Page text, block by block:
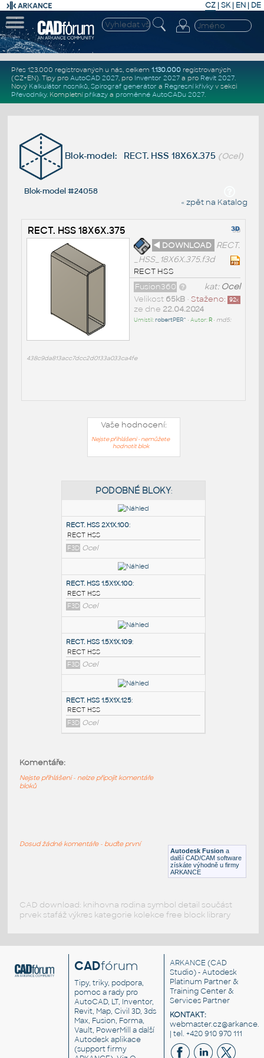
CZ | SK| EN | DE
Přes 123.000 registrovaných u nás, celkem 1.130.000registrovaných
(CZ+EN). Tipy pro AutoCAD 2027, pro Inventor 2027a pro Revit 2027.
Nový Kalkulátor nosníků, Spirograf generátor a Regresní křivkyv sekci
Převodníky. Kompletní příkazya proměnné AutoCADu 2027.
Blok-model: RECT. HSS 18X6X.375 (Ocel)
Blok-model #24058
« zpět na Katalog
RECT. HSS 18X6X.375
◄ DOWNLOAD RECT.
_HSS_18X6X.375.f3d
RECT HSS
kat: Ocel
Fusion360
Staženo: 92x
Velikost 65kB•
ze dne 22.04.2024
Umístil:robertPER^ • Autor: R• md5:
438c9da813acc7dcc2d0133a033ca4fe
Vaše hodnocení:
Nejste přihlášeni - nemůžete
hodnotit blok
PODOBNÉ BLOKY:
RECT. HSS 2X1X.100:
F3D Ocel
RECT. HSS 1.5X1X.100
RECT HSS
F3D Ocel
F3D Ocel
Autodesk Fusion a
další CAD/CAM software
získáte výhodně u firmy
ARKANCE
Komentáře:
Nejste přihlášeni - nelze připojit komentáře
bloků
Dosud žádné komentáře - buďte první
CAD download: knihovna rodina symbol detail součást
prvek stafáž výkres kategorie kolekce free block library
CADfórum
Tipy, triky, podpora,
pomoc a rady pro
AutoCAD, LT, Inventor,
Revit, Map, Civil 3D, 3ds
Max, Fusion, Forma,
Vault, PowerMill a další
Autodesk aplikace
(support firmy
ARKANCE (CAD
Studio) - Autodesk
Platinum Partner &
Training Center &
Services Partner
KONTAKT:
| tel. +420 910 970 111